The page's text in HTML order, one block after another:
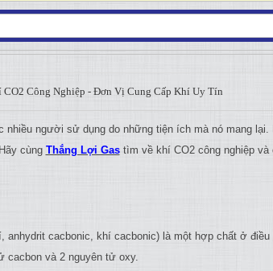
Công Nghiệp - Đơn Vị Cung Cấp Khí Uy Tín
nhiều người sử dụng do những tiện ích mà nó mang
cùng Thắng Lợi Gastìm về khí CO2 công nghiệp
anhydrit cacbonic, khí cacbonic) là một hợp chất ở
cacbon và 2 nguyên tử oxy.